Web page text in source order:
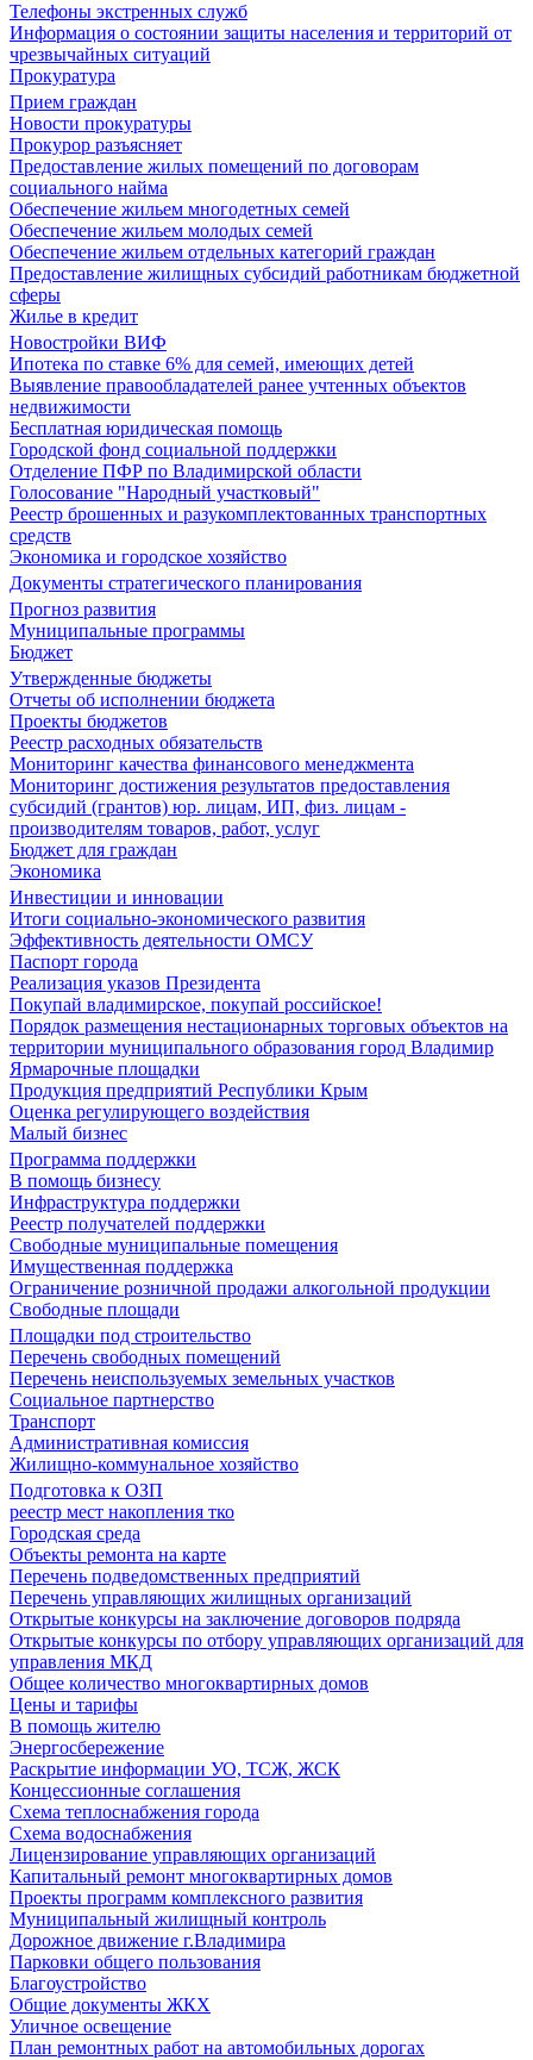
Телефоны экстренных служб
Информация о состоянии защиты населения и территорий от
чрезвычайных ситуаций
Прокуратура
Прием граждан
Новости прокуратуры
Прокурор разъясняет
Предоставление жилых помещений по договорам
социального найма
Обеспечение жильем многодетных семей
Обеспечение жильем молодых семей
Обеспечение жильем отдельных категорий граждан
Предоставление жилищных субсидий работникам бюджетной
сферы
Жилье в кредит
Новостройки ВИФ
Ипотека по ставке 6% для семей, имеющих детей
Выявление правообладателей ранее учтенных объектов
недвижимости
Бесплатная юридическая помощь
Городской фонд социальной поддержки
Отделение ПФР по Владимирской области
Голосование "Народный участковый"
Реестр брошенных и разукомплектованных транспортных
средств
Экономика и городское хозяйство
Документы стратегического планирования
Прогноз развития
Муниципальные программы
Бюджет
Утвержденные бюджеты
Отчеты об исполнении бюджета
Проекты бюджетов
Реестр расходных обязательств
Мониторинг качества финансового менеджмента
Мониторинг достижения результатов предоставления
субсидий (грантов) юр. лицам, ИП, физ. лицам -
производителям товаров, работ, услуг
Бюджет для граждан
Экономика
Инвестиции и инновации
Итоги социально-экономического развития
Эффективность деятельности ОМСУ
Паспорт города
Реализация указов Президента
Покупай владимирское, покупай российское!
Порядок размещения нестационарных торговых объектов на
территории муниципального образования город Владимир
Ярмарочные площадки
Продукция предприятий Республики Крым
Оценка регулирующего воздействия
Малый бизнес
Программа поддержки
В помощь бизнесу
Инфраструктура поддержки
Реестр получателей поддержки
Свободные муниципальные помещения
Имущественная поддержка
Ограничение розничной продажи алкогольной продукции
Свободные площади
Площадки под строительство
Перечень свободных помещений
Перечень неиспользуемых земельных участков
Социальное партнерство
Транспорт
Административная комиссия
Жилищно-коммунальное хозяйство
Подготовка к ОЗП
реестр мест накопления тко
Городская среда
Объекты ремонта на карте
Перечень подведомственных предприятий
Перечень управляющих жилищных организаций
Открытые конкурсы на заключение договоров подряда
Открытые конкурсы по отбору управляющих организаций для
управления МКД
Общее количество многоквартирных домов
Цены и тарифы
В помощь жителю
Энергосбережение
Раскрытие информации УО, ТСЖ, ЖСК
Концессионные соглашения
Схема теплоснабжения города
Схема водоснабжения
Лицензирование управляющих организаций
Капитальный ремонт многоквартирных домов
Проекты программ комплексного развития
Муниципальный жилищный контроль
Дорожное движение г.Владимира
Парковки общего пользования
Благоустройство
Общие документы ЖКХ
Уличное освещение
План ремонтных работ на автомобильных дорогах